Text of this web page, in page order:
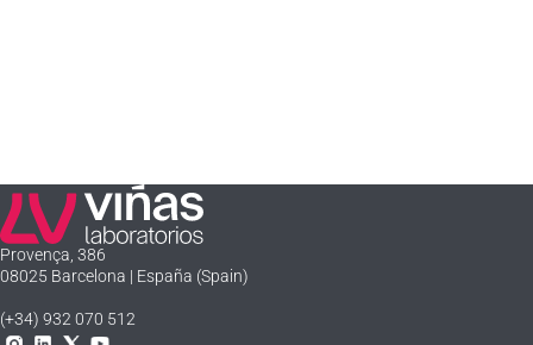
Laboratorios Viñas
Provença, 386
08025 Barcelona | España (Spain)
(+34) 932 070 512